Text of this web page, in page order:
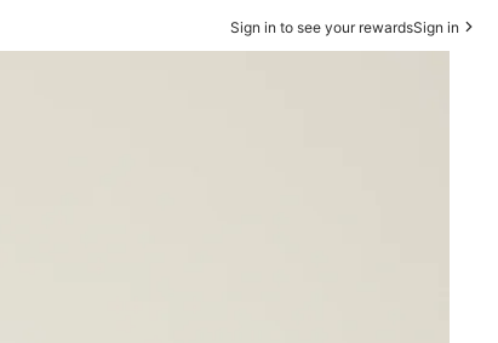
Sign in to see your rewardsSign in